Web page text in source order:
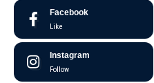
Facebook
Like
Instagram
Follow